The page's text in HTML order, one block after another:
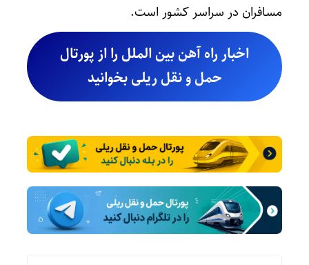
مسافران در سراسر کشور است.
اخبار راه آهن بین الملل را از پورتال
حمل و نقل ریلی بخوانید